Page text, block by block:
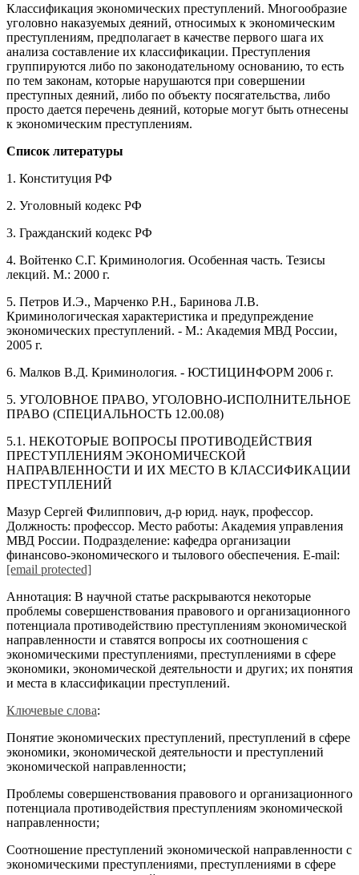
Классификация экономических преступлений. Многообразие
уголовно наказуемых деяний, относимых к экономическим
преступлениям, предполагает в качестве первого шага их
анализа составление их классификации. Преступления
группируются либо по законодательному основанию, то есть
по тем законам, которые нарушаются при совершении
преступных деяний, либо по объекту посягательства, либо
просто дается перечень деяний, которые могут быть отнесены
к экономическим преступлениям.
Список литературы
1. Конституция РФ
2. Уголовный кодекс РФ
3. Гражданский кодекс РФ
4. Войтенко С.Г. Криминология. Особенная часть. Тезисы
лекций. М.: 2000 г.
5. Петров И.Э., Марченко Р.Н., Баринова Л.В.
Криминологическая характеристика и предупреждение
экономических преступлений. - М.: Академия МВД России,
2005 г.
6. Малков В.Д. Криминология. - ЮСТИЦИНФОРМ 2006 г.
5. УГОЛОВНОЕ ПРАВО, УГОЛОВНО-ИСПОЛНИТЕЛЬНОЕ
ПРАВО (СПЕЦИАЛЬНОСТЬ 12.00.08)
5.1. НЕКОТОРЫЕ ВОПРОСЫ ПРОТИВОДЕЙСТВИЯ
ПРЕСТУПЛЕНИЯМ ЭКОНОМИЧЕСКОЙ
НАПРАВЛЕННОСТИ И ИХ МЕСТО В КЛАССИФИКАЦИИ
ПРЕСТУПЛЕНИЙ
Мазур Сергей Филиппович, д-р юрид. наук, профессор.
Должность: профессор. Место работы: Академия управления
МВД России. Подразделение: кафедра организации
финансово-экономического и тылового обеспечения. E-mail:
[email protected]
Аннотация: В научной статье раскрываются некоторые
проблемы совершенствования правового и организационного
потенциала противодействию преступлениям экономической
направленности и ставятся вопросы их соотношения с
экономическими преступлениями, преступлениями в сфере
экономики, экономической деятельности и других; их понятия
и места в классификации преступлений.
Ключевые слова:
Понятие экономических преступлений, преступлений в сфере
экономики, экономической деятельности и преступлений
экономической направленности;
Проблемы совершенствования правового и организационного
потенциала противодействия преступлениям экономической
направленности;
Соотношение преступлений экономической направленности с
экономическими преступлениями, преступлениями в сфере